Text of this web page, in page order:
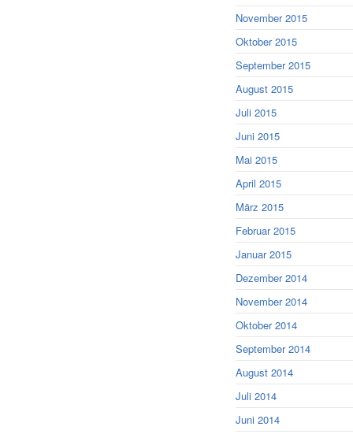
November 2015
Oktober 2015
September 2015
August 2015
Juli 2015
Juni 2015
Mai 2015
April 2015
März 2015
Februar 2015
Januar 2015
Dezember 2014
November 2014
Oktober 2014
September 2014
August 2014
Juli 2014
Juni 2014